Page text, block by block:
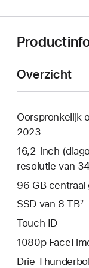
Overzicht
Oorspronkelijk
2023
16,2‑inch
resolutie van
96 GB centraal
SSD van 8 TB2
Touch ID
1080p
Drie